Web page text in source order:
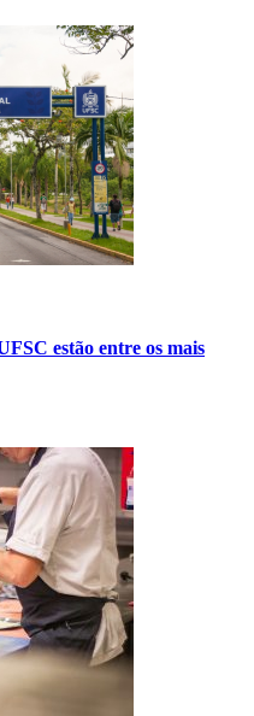
estão entre os mais